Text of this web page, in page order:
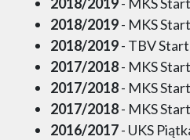
2018/2019- MKS
2018/2019- TBV
2017/2018- MKS
2017/2018- MKS
2017/2018- MKS
2016/2017- UKS